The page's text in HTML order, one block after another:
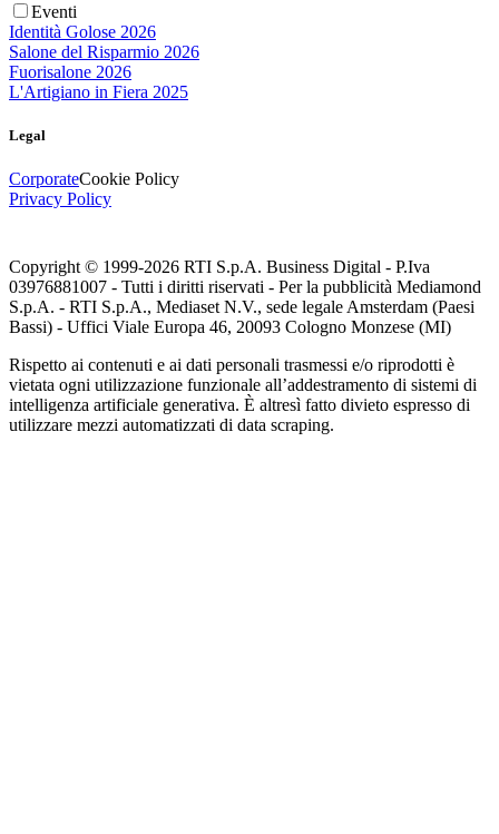
Eventi
Identità Golose 2026
Salone del Risparmio 2026
Fuorisalone 2026
L'Artigiano in Fiera 2025
Legal
CorporateCookie Policy
Privacy Policy
Copyright © 1999-2026 RTI S.p.A. Business Digital - P.Iva
03976881007 - Tutti i diritti riservati - Per la pubblicità Mediamond
S.p.A. - RTI S.p.A., Mediaset N.V., sede legale Amsterdam (Paesi
Bassi) - Uffici Viale Europa 46, 20093 Cologno Monzese (MI)
Rispetto ai contenuti e ai dati personali trasmessi e/o riprodotti è
vietata ogni utilizzazione funzionale all’addestramento di sistemi di
intelligenza artificiale generativa. È altresì fatto divieto espresso di
utilizzare mezzi automatizzati di data scraping.